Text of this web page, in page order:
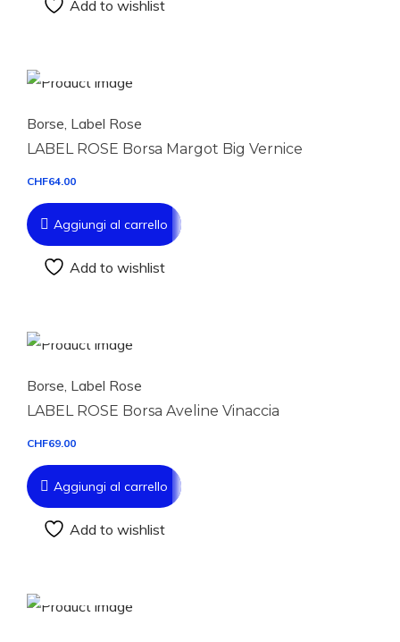
Add to wishlist
Borse Label Rose
LABEL ROSE Borsa Margot Big Vernice
CHF64.00
Aggiungi al carrello
Add to wishlist
Borse Label Rose
LABEL ROSE Borsa Aveline Vinaccia
CHF69.00
Aggiungi al carrello
Add to wishlist